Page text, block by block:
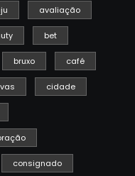
avaliação
bet
bruxo café
cidade
consignado